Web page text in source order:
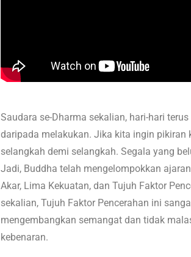
Saudara se-Dharma sekalian, hari-hari
daripada melakukan. Jika kita ingin pikiran
selangkah demi selangkah. Segala yang
Jadi, Buddha telah mengelompokkan
Akar, Lima Kekuatan, dan Tujuh Faktor
sekalian, Tujuh Faktor Pencerahan ini
mengembangkan semangat dan tidak
kebenaran.